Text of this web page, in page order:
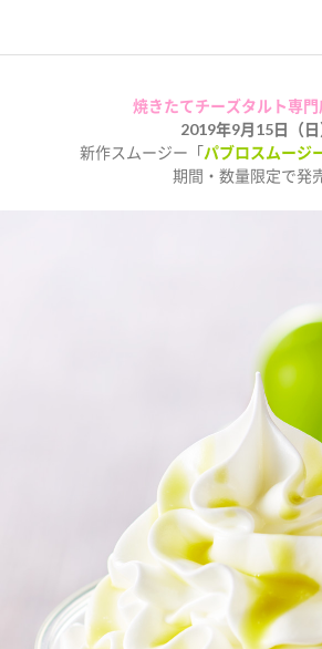
焼きたてチーズタルト専門
2019年9月15日（日
新作スムージー「パブロスムー
期間・数量限定で発